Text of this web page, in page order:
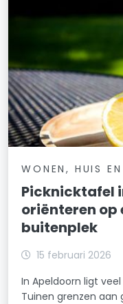
WONEN, HUIS
Picknicktafel
oriënteren op
buitenplek
15 februari 2026
In Apeldoorn ligt
Tuinen grenzen aan